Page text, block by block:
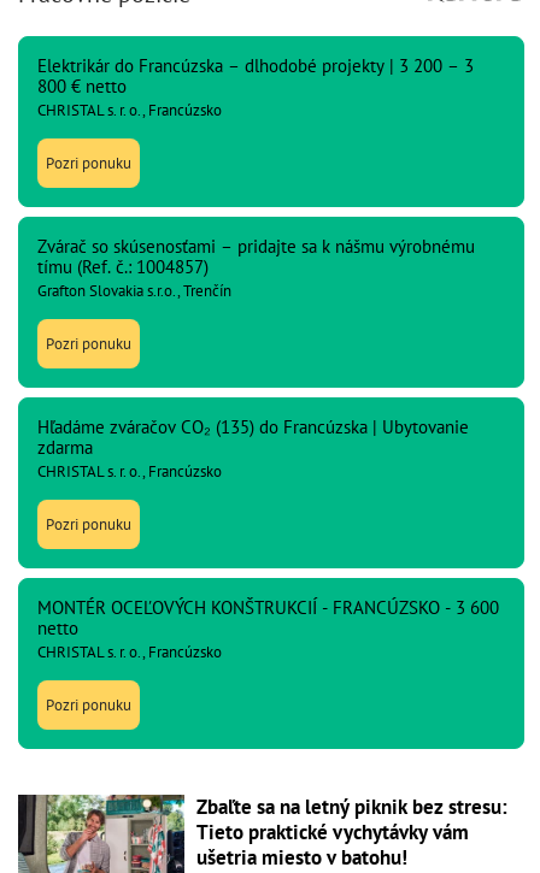
Elektrikár do Francúzska – dlhodobé projekty | 3 200 – 3
800 € netto
CHRISTAL s. r. o., Francúzsko
Pozri ponuku
Zvárač so skúsenosťami – pridajte sa k nášmu výrobnému
tímu (Ref. č.: 1004857)
Grafton Slovakia s.r.o., Trenčín
Pozri ponuku
Hľadáme zváračov CO₂ (135) do Francúzska | Ubytovanie
zdarma
CHRISTAL s. r. o., Francúzsko
Pozri ponuku
MONTÉR OCEĽOVÝCH KONŠTRUKCIÍ - FRANCÚZSKO - 3 600
netto
CHRISTAL s. r. o., Francúzsko
Pozri ponuku
Zbaľte sa na letný piknik bez stresu:
Tieto praktické vychytávky vám
ušetria miesto v batohu!